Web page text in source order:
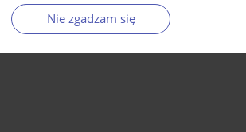
Nie zgadzam się